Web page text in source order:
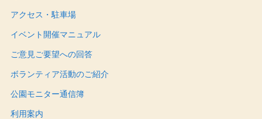
アクセス・駐車場
イベント開催マニュアル
ご意見ご要望への回答
ボランティア活動のご紹介
公園モニター通信簿
利用案内